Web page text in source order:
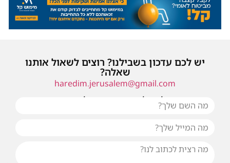
יש לכם עדכון בשבילנו? רוצים לשאול אותנו
שאלה?
haredim.jerusalem@gmail.com
או שילחו אלינו פנייה ונחזור אליכם בהקדם